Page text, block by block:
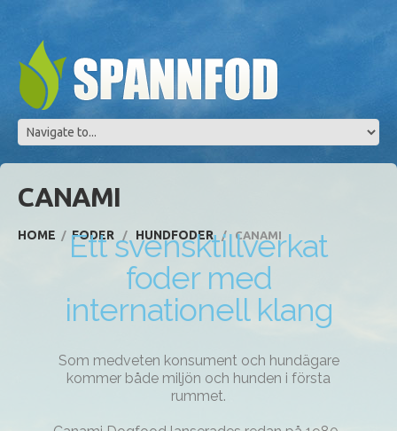
CANAMI
HOME FODER HUNDFODER CANAMI
Ett svensktillverkat
foder med
internationell klang
Som medveten konsument och hundägare
kommer både miljön och hunden i första
rummet.